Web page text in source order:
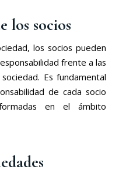
los socios
los socios pueden
frente a las
Es fundamental
de cada socio
en el ámbito